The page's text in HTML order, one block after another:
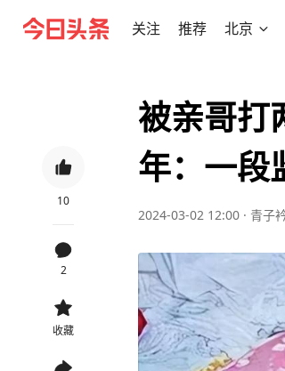
关注 推荐 北京
10
2
收藏
被亲哥打
年：一段
2024-03-02 12:00 · 青子